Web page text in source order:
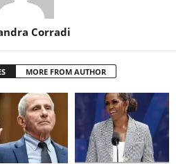
Corradi
MORE FROM AUTHOR